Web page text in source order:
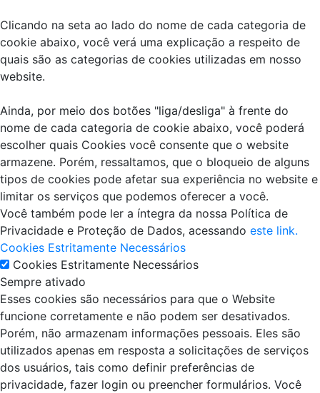
Clicando na seta ao lado do nome de cada categoria de
cookie abaixo, você verá uma explicação a respeito de
quais são as categorias de cookies utilizadas em nosso
website.
Ainda, por meio dos botões "liga/desliga" à frente do
nome de cada categoria de cookie abaixo, você poderá
escolher quais Cookies você consente que o website
armazene. Porém, ressaltamos, que o bloqueio de alguns
tipos de cookies pode afetar sua experiência no website e
limitar os serviços que podemos oferecer a você.
Você também pode ler a íntegra da nossa Política de
Privacidade e Proteção de Dados, acessando este link.
Cookies Estritamente Necessários
Cookies Estritamente Necessários
Sempre ativado
Esses cookies são necessários para que o Website
funcione corretamente e não podem ser desativados.
Porém, não armazenam informações pessoais. Eles são
utilizados apenas em resposta a solicitações de serviços
dos usuários, tais como definir preferências de
privacidade, fazer login ou preencher formulários. Você